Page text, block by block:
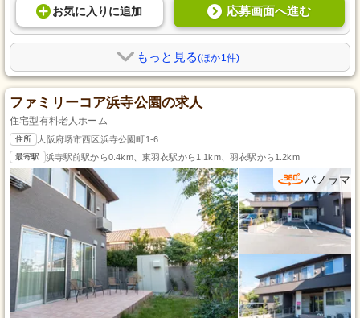
お気に入り に追加 応募画面へ進む
もっと見る(ほか1件)
ファミリーコア浜寺公園の求人
住宅型有料老人ホーム
住所 大阪府堺市西区浜寺公園町1-6
最寄駅 浜寺駅前駅から0.4km、東羽衣駅から1.1km、羽衣駅から1.2km
パノラマ